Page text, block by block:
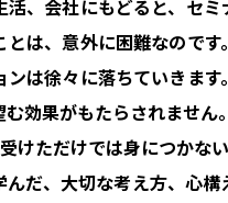
活、会社にもどると、セ
とは、意外に困難なのです
ンは徐々に落ちていきま
効果がもたらされません。
けただけでは身につかない
んだ、大切な考え方、心構